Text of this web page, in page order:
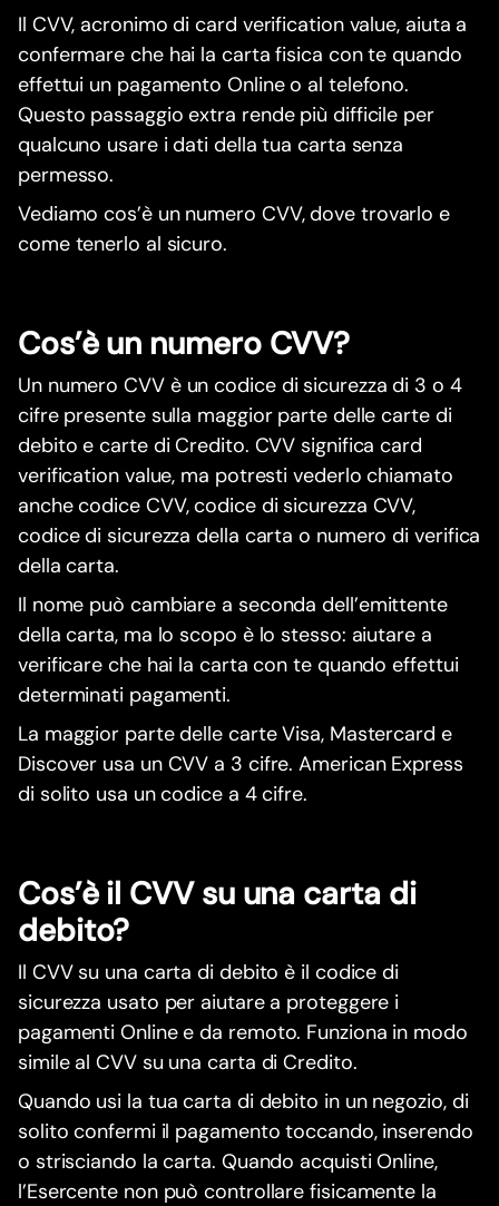
Il CVV, acronimo di card verification value, aiuta a
confermare che hai la carta fisica con te quando
effettui un pagamento Online o al telefono.
Questo passaggio extra rende più difficile per
qualcuno usare i dati della tua carta senza
permesso.
Vediamo cos’è un numero CVV, dove trovarlo e
come tenerlo al sicuro.
Cos’è un numero CVV?
Un numero CVV è un codice di sicurezza di 3 o 4
cifre presente sulla maggior parte delle carte di
debito e carte di Credito. CVV significa card
verification value, ma potresti vederlo chiamato
anche codice CVV, codice di sicurezza CVV,
codice di sicurezza della carta o numero di verifica
della carta.
Il nome può cambiare a seconda dell’emittente
della carta, ma lo scopo è lo stesso: aiutare a
verificare che hai la carta con te quando effettui
determinati pagamenti.
La maggior parte delle carte Visa, Mastercard e
Discover usa un CVV a 3 cifre. American Express
di solito usa un codice a 4 cifre.
Cos’è il CVV su una carta di
debito?
Il CVV su una carta di debito è il codice di
sicurezza usato per aiutare a proteggere i
pagamenti Online e da remoto. Funziona in modo
simile al CVV su una carta di Credito.
Quando usi la tua carta di debito in un negozio, di
solito confermi il pagamento toccando, inserendo
o strisciando la carta. Quando acquisti Online,
l’Esercente non può controllare fisicamente la